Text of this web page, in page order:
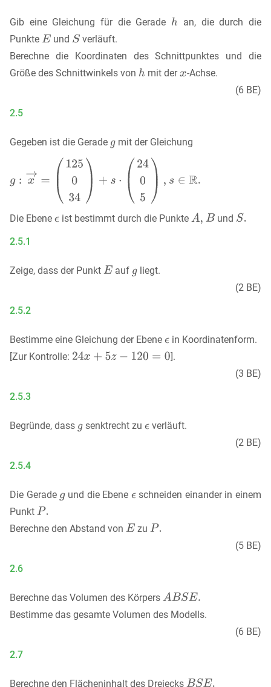
Gib eine Gleichung für die Gerade
an, die durch die
Punkte
und
verläuft.
Berechne die Koordinaten des Schnittpunktes und die
Größe des Schnittwinkels von
mit der
-Achse.
(6 BE)
2.5
Gegeben ist die Gerade mit der Gleichung
Die Ebene ist bestimmt durch die Punkte
und
2.5.1
Zeige, dass der Punkt auf
liegt.
(2 BE)
2.5.2
Bestimme eine Gleichung der Ebene
in Koordinatenform.
[Zur Kontrolle:
].
(3 BE)
2.5.3
Begründe, dass senktrecht zu
verläuft.
(2 BE)
2.5.4
Die Gerade und die Ebene
schneiden einander in einem
Punkt
Berechne den Abstand von
zu
(5 BE)
2.6
Berechne das Volumen des Körpers
Bestimme das gesamte Volumen des Modells.
(6 BE)
2.7
Berechne den Flächeninhalt des Dreiecks